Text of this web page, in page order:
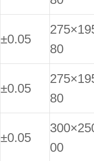
±0.05
80
±0.05
80
±0.05
00